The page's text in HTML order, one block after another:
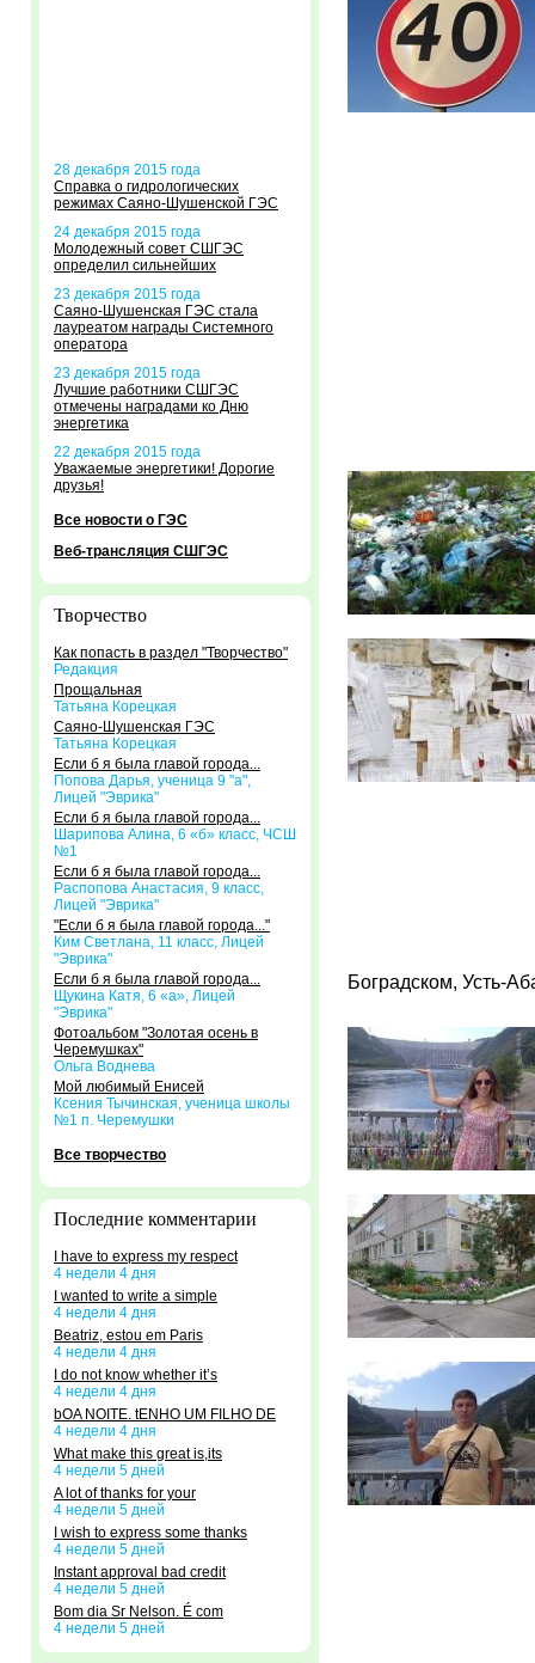
28 декабря 2015 года
Справка о гидрологических
режимах Саяно-Шушенской ГЭС
24 декабря 2015 года
Молодежный совет СШГЭС
определил сильнейших
23 декабря 2015 года
Саяно-Шушенская ГЭС стала
лауреатом награды Системного
оператора
23 декабря 2015 года
Лучшие работники СШГЭС
отмечены наградами ко Дню
энергетика
22 декабря 2015 года
Уважаемые энергетики! Дорогие
друзья!
Все новости о ГЭС
Веб-трансляция СШГЭС
Творчество
Как попасть в раздел "Творчество"
Редакция
Прощальная
Татьяна Корецкая
Саяно-Шушенская ГЭС
Татьяна Корецкая
Если б я была главой города...
Попова Дарья, ученица 9 "а",
Лицей "Эврика"
Если б я была главой города...
Шарипова Алина, 6 «б» класс, ЧСШ
№1
Если б я была главой города...
Распопова Анастасия, 9 класс,
Лицей "Эврика"
"Если б я была главой города..."
Ким Светлана, 11 класс, Лицей
"Эврика"
Если б я была главой города...
Щукина Катя, 6 «а», Лицей
"Эврика"
Фотоальбом "Золотая осень в
Черемушках"
Ольга Воднева
Мой любимый Енисей
Ксения Тычинская, ученица школы
№1 п. Черемушки
Все творчество
Последние комментарии
I have to express my respect
4 недели 4 дня
I wanted to write a simple
4 недели 4 дня
Beatriz, estou em Paris
4 недели 4 дня
I do not know whether it’s
4 недели 4 дня
bOA NOITE. tENHO UM FILHO DE
4 недели 4 дня
What make this great is,its
4 недели 5 дней
A lot of thanks for your
4 недели 5 дней
I wish to express some thanks
4 недели 5 дней
Instant approval bad credit
4 недели 5 дней
Bom dia Sr Nelson. É com
4 недели 5 дней
Боградском, Усть-